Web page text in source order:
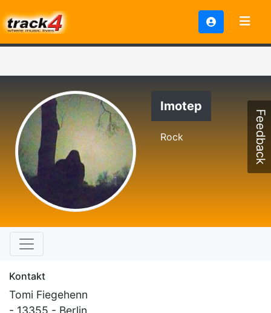
Imotep
Rock
Kontakt
Tomi Fiegehenn
- 13355 - Berlin
Feedback